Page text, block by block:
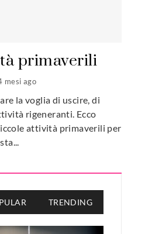
primaverili
mesi ago
la voglia di uscire, di
rigeneranti. Ecco
attività primaverili per
TRENDING